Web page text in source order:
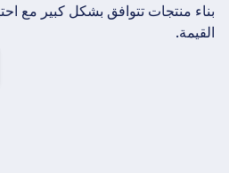
بناء منتجات تتوافق بشكل كبير مع
القيمة.